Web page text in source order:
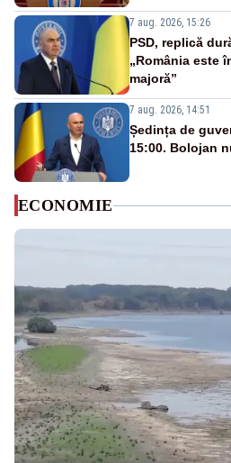
7 aug. 2026, 15:26
PSD, replică
„România este
majoră”
7 aug. 2026, 14:51
Ședința de
15:00. Bolojan
ECONOMIE